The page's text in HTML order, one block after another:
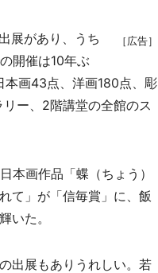
［広告］
展があり、うち
開催は10年ぶ
本画43点、洋画180点、彫
ー、2階講堂の全館のス
画作品「蝶（ちょう）
て」が「信毎賞」に、飯
いた。
出展もありうれしい。若